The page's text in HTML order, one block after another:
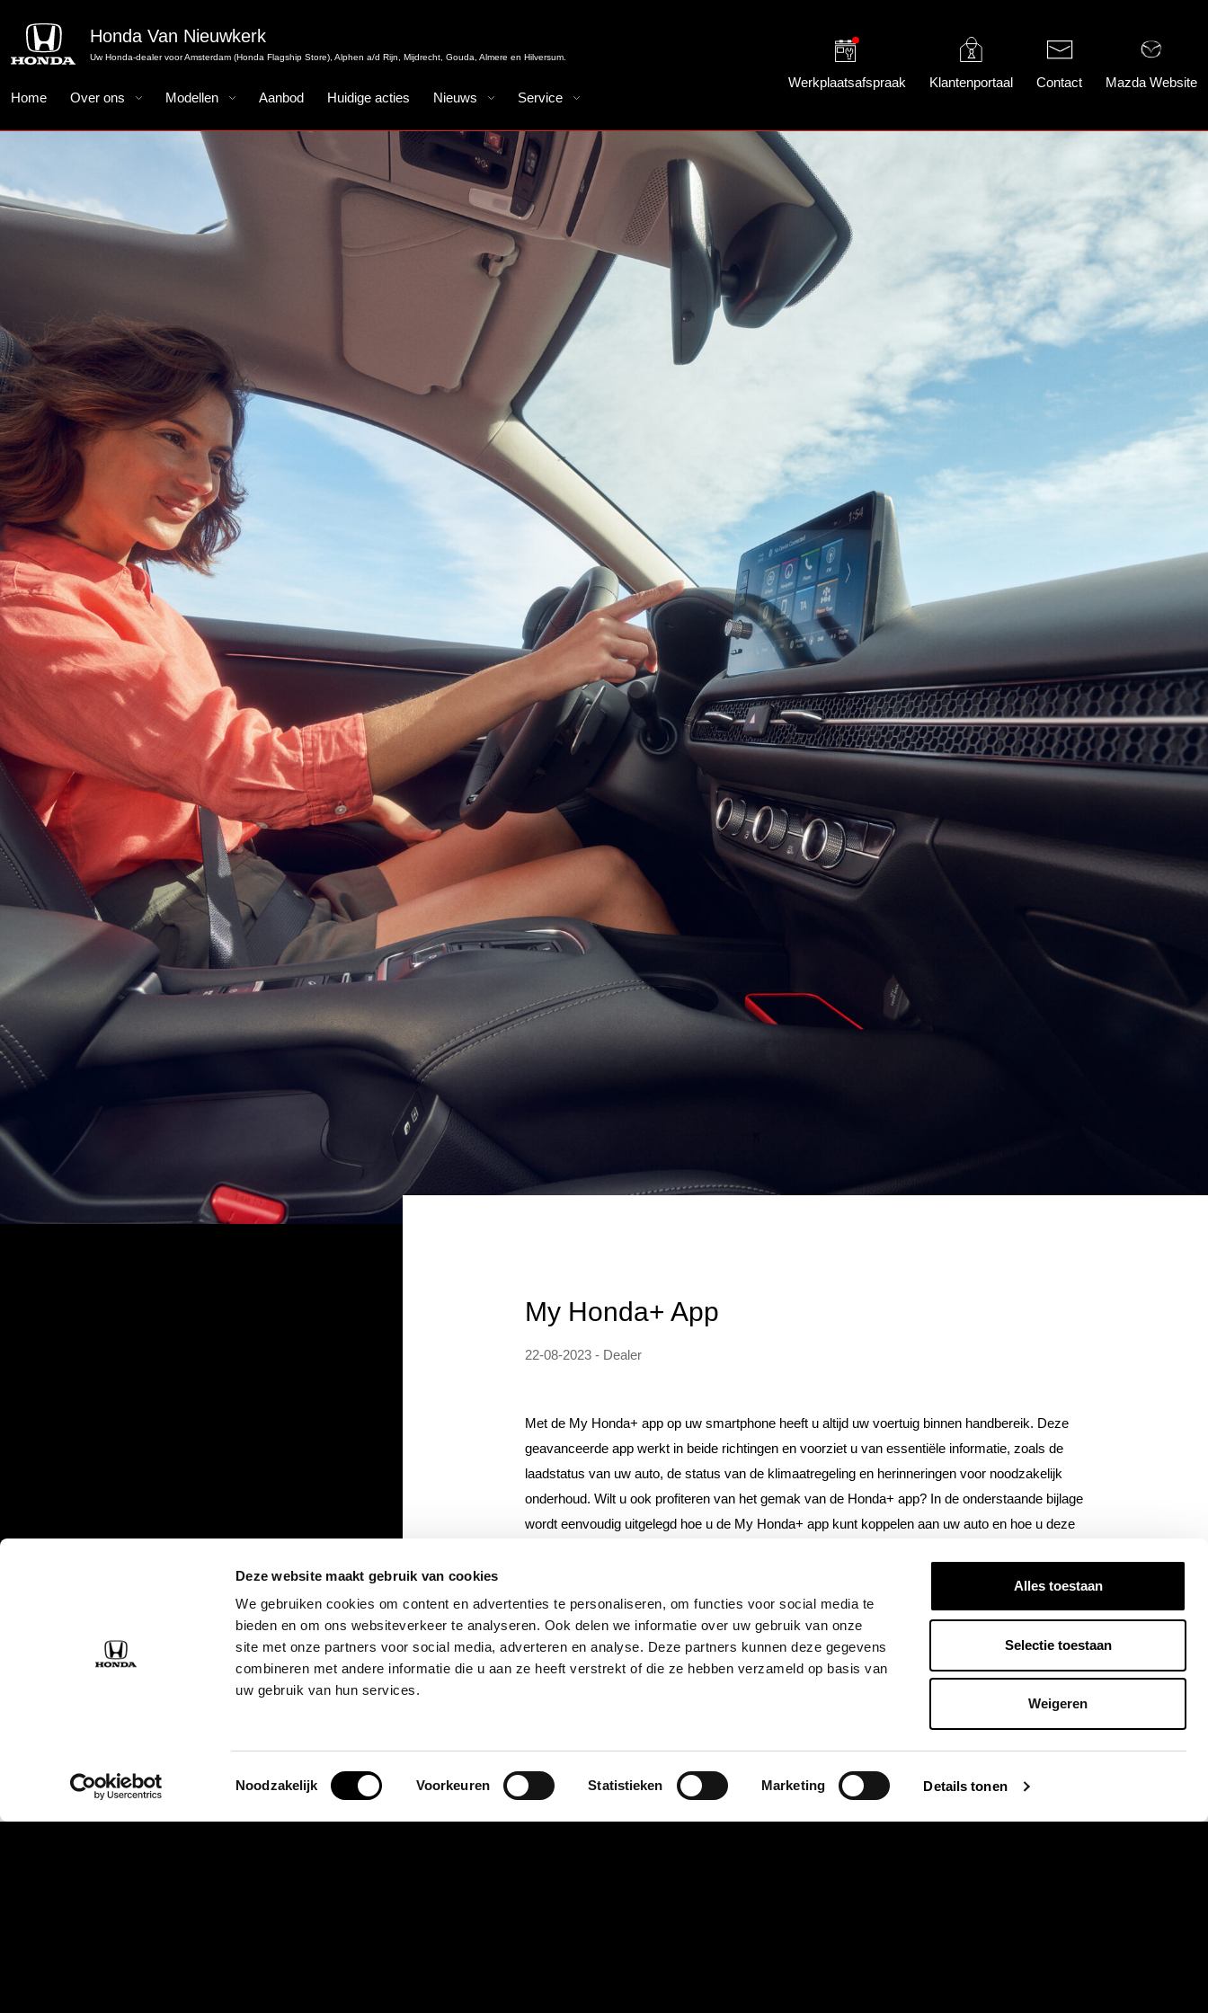
Deze website maakt gebruik van cookies
We gebruiken cookies om content en advertenties te personaliseren, om functies voor social media te
bieden en om ons websiteverkeer te analyseren. Ook delen we informatie over uw gebruik van onze
site met onze partners voor social media, adverteren en analyse. Deze partners kunnen deze gegevens
combineren met andere informatie die u aan ze heeft verstrekt of die ze hebben verzameld op basis van
uw gebruik van hun services.
Toestemmingsselectie
Noodzakelijk Voorkeuren Statistieken Marketing Details tonen
Alles toestaan
Selectie toestaan
Weigeren
Honda Van Nieuwkerk
Uw Honda-dealer voor Amsterdam (Honda Flagship Store), Alphen a/d Rijn, Mijdrecht, Gouda, Almere en Hilversum.
Home Over ons Modellen Aanbod Huidige acties Nieuws Service
Werkplaatsafspraak Klantenportaal Contact Mazda Website
My Honda+ App
22-08-2023 - Dealer
Met de My Honda+ app op uw smartphone heeft u altijd uw voertuig binnen handbereik. Deze
geavanceerde app werkt in beide richtingen en voorziet u van essentiële informatie, zoals de
laadstatus van uw auto, de status van de klimaatregeling en herinneringen voor noodzakelijk
onderhoud. Wilt u ook profiteren van het gemak van de Honda+ app? In de onderstaande bijlage
wordt eenvoudig uitgelegd hoe u de My Honda+ app kunt koppelen aan uw auto en hoe u deze
Download hier de My Honda+ App instructies